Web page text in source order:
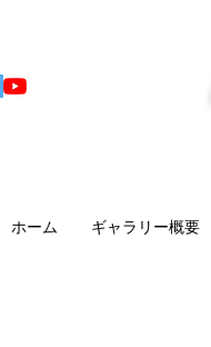
ホーム ギャラリー概要